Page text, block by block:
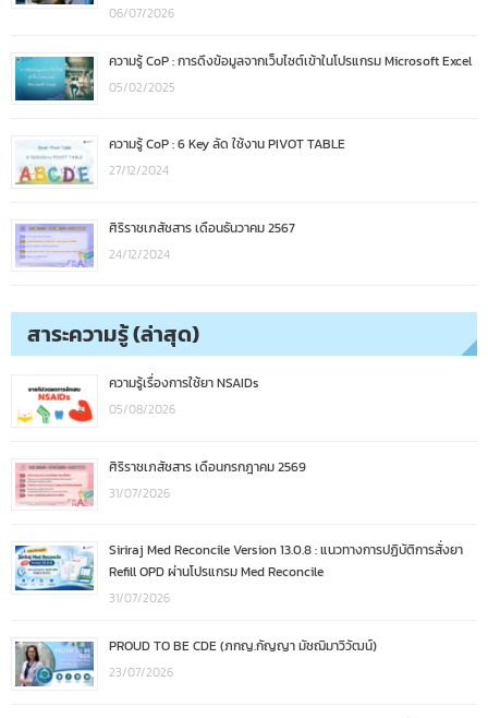
06/07/2026
ความรู้ CoP : การดึงข้อมูลจากเว็บไซต์เข้าในโปรแกรม Microsoft Excel
05/02/2025
ความรู้ CoP : 6 Key ลัด ใช้งาน PIVOT TABLE
27/12/2024
ศิริราชเภสัชสาร เดือนธันวาคม 2567
24/12/2024
สาระความรู้ (ล่าสุด)
ความรู้เรื่องการใช้ยา NSAIDs
05/08/2026
ศิริราชเภสัชสาร เดือนกรกฎาคม 2569
31/07/2026
Siriraj Med Reconcile Version 13.0.8 : แนวทางการปฏิบัติการสั่งยา
Refill OPD ผ่านโปรแกรม Med Reconcile
31/07/2026
PROUD TO BE CDE (ภกญ.กัญญา มัชฌิมาวิวัฒน์)
23/07/2026